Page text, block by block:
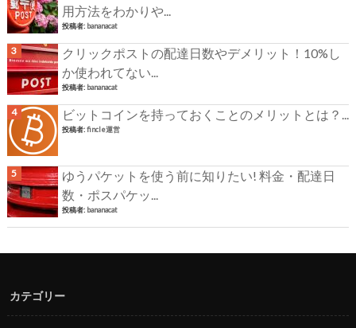
用方法をわかりや...
投稿者: bananacat
クリックポストの配達日数やデメリット！10%し
か使われてない...
投稿者: bananacat
ビットコインを持っておくことのメリットとは？...
投稿者:fincle運営
ゆうパケットを使う前に知りたい! 料金・配達日
数・ポスパケッ...
投稿者: bananacat
カテゴリー